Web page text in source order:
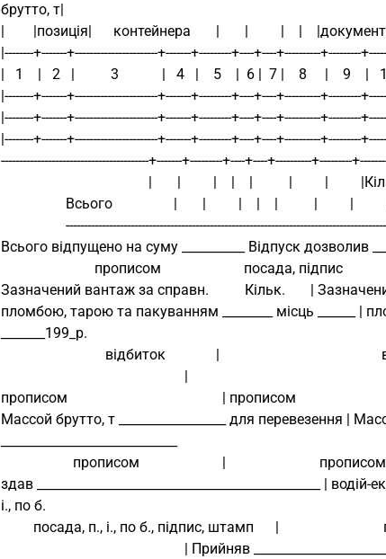
брутто, т|
|        |позиція|      контейнера       |       |         |    |
|--------+-------+-----------------------+-------+---------+----+----+----------+---------
|   1    |   2   |          3            |   4   |    5    |  6 |  7 |    8     |    9    |
|--------+-------+-----------------------+-------+---------+----+----+----------+---------
|--------+-------+-----------------------+-------+---------+----+----+----------+---------
|--------+-------+-----------------------+-------+---------+----+----+----------+---------
-----------------------------------------+-------+---------+----+----+----------+---------
|       |         |    |    |          |
Всього                 |       |         |    |    |          |
Всього відпущено на суму __________ Відпуск дозволив
                          прописом                       посада, підпис
Зазначений вантаж за справн.          Кільк.       |
пломбою, тарою та пакуванням ________ місць ______ |
_______199_р.
відбиток              |
                                                   |
прописом                                           | прописом
Массой брутто, т _________________ для перевезення |
прописом                       |
здав _____________________________________________ |
і., по б.
посада, п., і., по б., підпис, штамп      |